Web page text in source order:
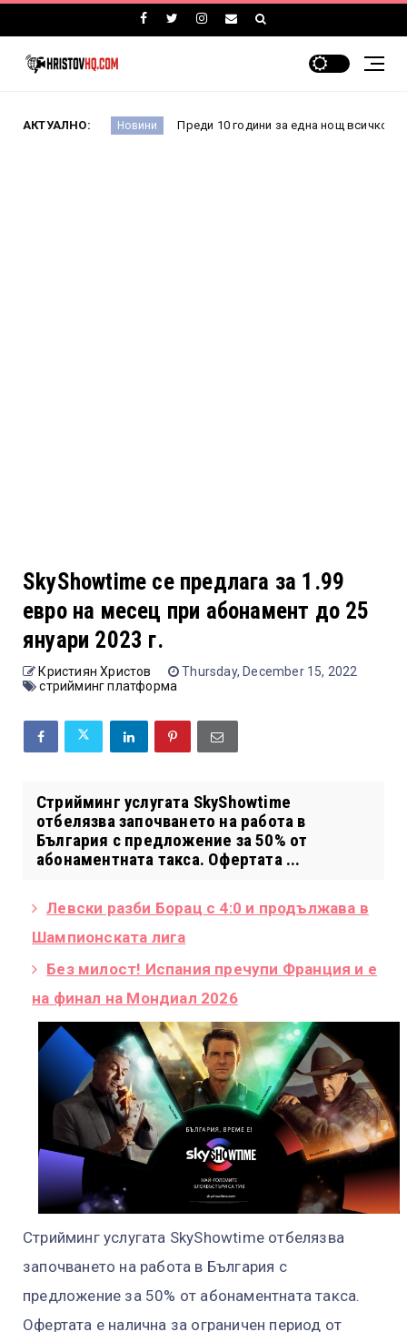
АКТУАЛНО:
Новини Преди 10 години за една нощ всичко се промени:
SkyShowtime се предлага за 1.99
евро на месец при абонамент до 25
януари 2023 г.
Кристиян Христов
Thursday, December 15, 2022
стрийминг платформа
Стрийминг услугата SkyShowtime
отбелязва започването на работа в
България с предложение за 50% от
абонаментната такса. Офертата ...
Левски разби Борац с 4:0 и продължава в
Шампионската лига
Без милост! Испания пречупи Франция и е
на финал на Мондиал 2026
Стрийминг услугата SkyShowtime отбелязва
започването на работа в България с
предложение за 50% от абонаментната такса.
Офертата е налична за ограничен период от